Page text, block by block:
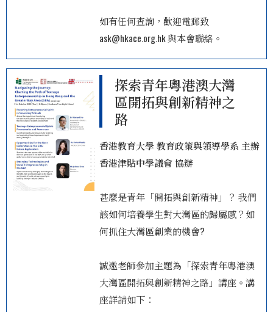
如有任何查詢，歡迎電郵致
ask@hkace.org.hk 與本會聯絡。
探索青年粵港澳大灣
區開拓與創新精神之
路
香港教育大學 教育政策與領導學系 主辦
香港津貼中學議會 協辦
甚麼是青年「開拓與創新精神」？ 我們
該如何培養學生對大灣區的歸屬感？如
何抓住大灣區創業的機會?
誠邀老師參加主題為「探索青年粵港澳
大灣區開拓與創新精神之路」講座。講
座詳請如下：